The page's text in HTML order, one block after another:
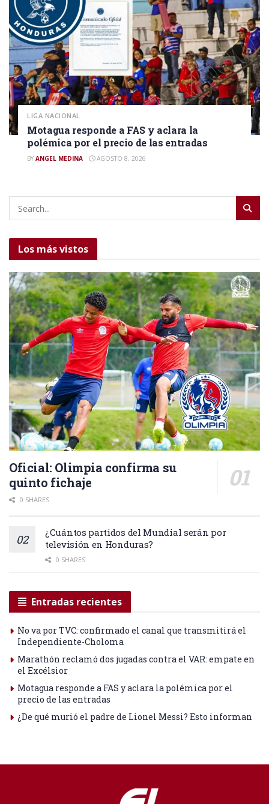
LIGA NACIONAL
Motagua responde a FAS y aclara la
polémica por el precio de las entradas
BY ANGEL MEDINA AGOSTO 8, 2026
Los más vistos
Oficial: Olimpia confirma su
quinto fichaje
0 SHARES
¿Cuántos partidos del Mundial serán por
televisión en Honduras?
0 SHARES
Entradas recientes
No va por TVC: confirmado el canal que transmitirá el
Independiente-Choloma
Marathón reclamó dos jugadas contra el VAR: empate en
el Excélsior
Motagua responde a FAS y aclara la polémica por el
precio de las entradas
¿De qué murió el padre de Lionel Messi? Esto informan